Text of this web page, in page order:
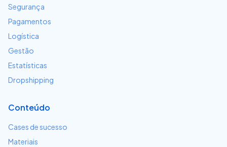
Segurança
Pagamentos
Logística
Gestão
Estatísticas
Dropshipping
Conteúdo
Cases de sucesso
Materiais